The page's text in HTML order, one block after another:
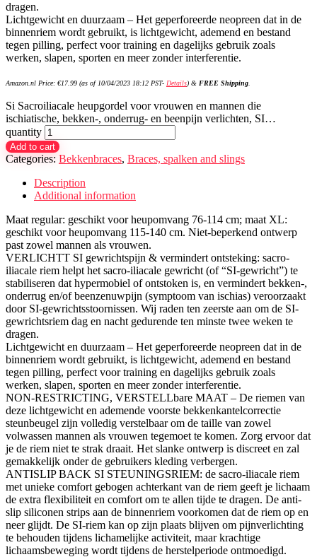
dragen.
Lichtgewicht en duurzaam – Het geperforeerde neopreen dat in de
binnenriem wordt gebruikt, is lichtgewicht, ademend en bestand
tegen pilling, perfect voor training en dagelijks gebruik zoals
werken, slapen, sporten en meer zonder interferentie.
Amazon.nl Price: €17.99 (as of 10/04/2023 18:12 PST- Details) & FREE Shipping
Si Sacroiliacale heupgordel voor vrouwen en mannen die
ischiatische, bekken-, onderrug- en beenpijn verlichten, SI…
quantity
Add to cart
Categories: Bekkenbraces, Braces, spalken and slings
Description
Additional information
Maat regular: geschikt voor heupomvang 76-114 cm; maat XL:
geschikt voor heupomvang 115-140 cm. Niet-beperkend ontwerp
past zowel mannen als vrouwen.
VERLICHTT SI gewrichtspijn & vermindert ontsteking: sacro-
iliacale riem helpt het sacro-iliacale gewricht (of “SI-gewricht”) te
stabiliseren dat hypermobiel of ontstoken is, en vermindert bekken-,
onderrug en/of beenzenuwpijn (symptoom van ischias) veroorzaakt
door SI-gewrichtsstoornissen. Wij raden ten zeerste aan om de SI-
gewrichtsriem dag en nacht gedurende ten minste twee weken te
dragen.
Lichtgewicht en duurzaam – Het geperforeerde neopreen dat in de
binnenriem wordt gebruikt, is lichtgewicht, ademend en bestand
tegen pilling, perfect voor training en dagelijks gebruik zoals
werken, slapen, sporten en meer zonder interferentie.
NON-RESTRICTING, VERSTELLbare MAAT – De riemen van
deze lichtgewicht en ademende voorste bekkenkantelcorrectie
steunbeugel zijn volledig verstelbaar om de taille van zowel
volwassen mannen als vrouwen tegemoet te komen. Zorg ervoor dat
je de riem niet te strak draait. Het slanke ontwerp is discreet en zal
gemakkelijk onder de gebruikers kleding verbergen.
ANTISLIP BACK SI STEUNINGSRIEM: de sacro-iliacale riem
met unieke comfort gebogen achterkant van de riem geeft je lichaam
de extra flexibiliteit en comfort om te allen tijde te dragen. De anti-
slip siliconen strips aan de binnenriem voorkomen dat de riem op en
neer glijdt. De SI-riem kan op zijn plaats blijven om pijnverlichting
te behouden tijdens lichamelijke activiteit, maar krachtige
lichaamsbeweging wordt tijdens de herstelperiode ontmoedigd.